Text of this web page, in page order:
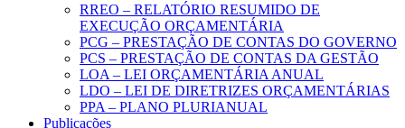
RREO – RELATÓRIO RESUMIDO DE
EXECUÇÃO ORÇAMENTÁRIA
PCG – PRESTAÇÃO DE CONTAS DO GOVERNO
PCS – PRESTAÇÃO DE CONTAS DA GESTÃO
LOA – LEI ORÇAMENTÁRIA ANUAL
LDO – LEI DE DIRETRIZES ORÇAMENTÁRIAS
PPA – PLANO PLURIANUAL
Publicações